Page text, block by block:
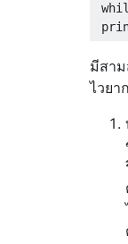
มีสาม
ไวย